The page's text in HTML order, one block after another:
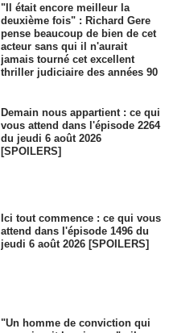
"Il était encore meilleur la
deuxième fois" : Richard Gere
pense beaucoup de bien de cet
acteur sans qui il n'aurait
jamais tourné cet excellent
thriller judiciaire des années 90
Demain nous appartient : ce qui
vous attend dans l'épisode 2264
du jeudi 6 août 2026
[SPOILERS]
Ici tout commence : ce qui vous
attend dans l'épisode 1496 du
jeudi 6 août 2026 [SPOILERS]
"Un homme de conviction qui